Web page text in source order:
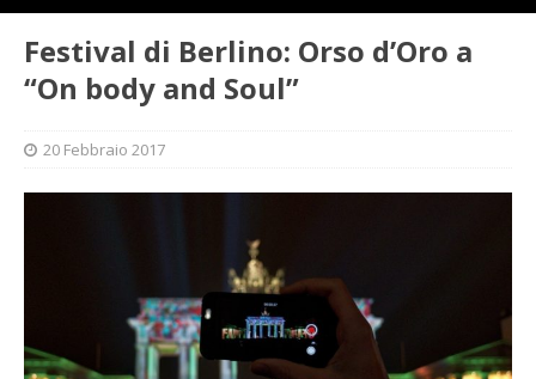
Festival di Berlino: Orso dʼOro a
“On body and Soul”
20 Febbraio 2017